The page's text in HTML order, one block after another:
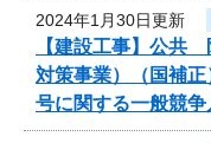
2024年1月30日更新
【建設工事】公共
対策事業）（国補
号に関する一般競争